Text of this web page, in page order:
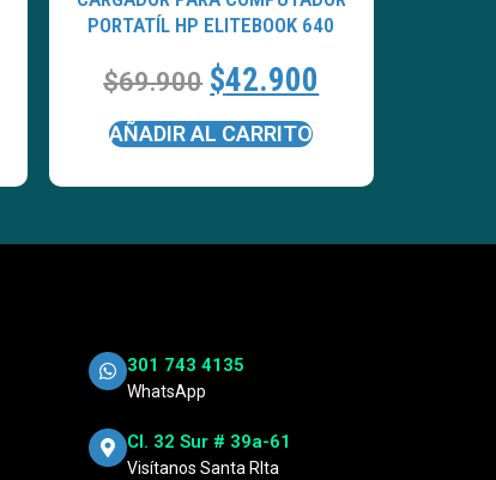
PORTATÍL HP ELITEBOOK 640
$69.900 $42.900
AÑADIR AL CARRITO
301 743 4135
WhatsApp
Cl. 32 Sur # 39a-61
Visítanos Santa RIta